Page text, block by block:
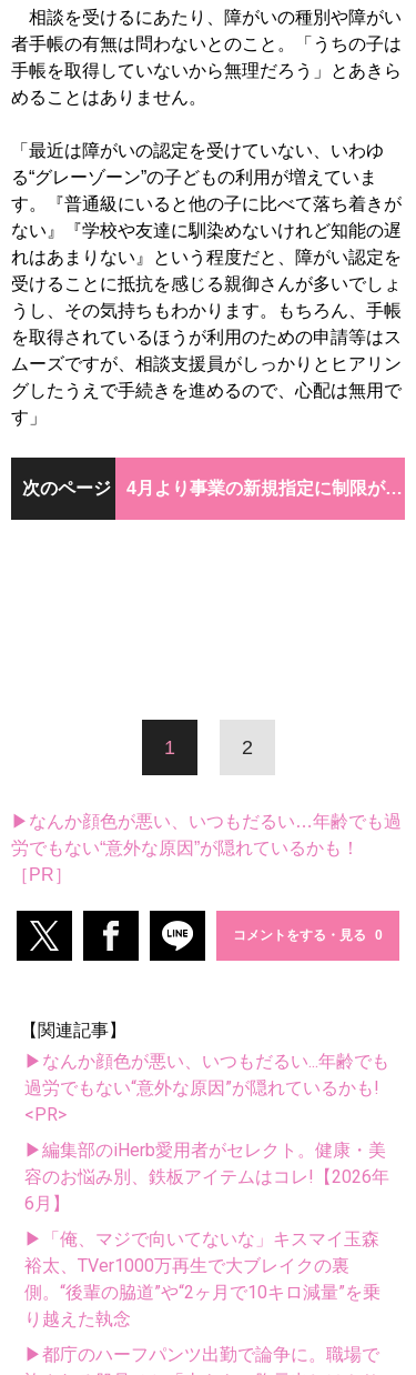
相談を受けるにあたり、障がいの種別や障がい
者手帳の有無は問わないとのこと。「うちの子は
手帳を取得していないから無理だろう」とあきら
めることはありません。
「最近は障がいの認定を受けていない、いわゆ
る“グレーゾーン”の子どもの利用が増えていま
す。『普通級にいると他の子に比べて落ち着きが
ない』『学校や友達に馴染めないけれど知能の遅
れはあまりない』という程度だと、障がい認定を
受けることに抵抗を感じる親御さんが多いでしょ
うし、その気持ちもわかります。もちろん、手帳
を取得されているほうが利用のための申請等はス
ムーズですが、相談支援員がしっかりとヒアリン
グしたうえで手続きを進めるので、心配は無用で
す」
次のページ 4月より事業の新規指定に制限が…
1 2
▶なんか顔色が悪い、いつもだるい…年齢でも過
労でもない“意外な原因”が隠れているかも！
［PR］
コメントをする・見る
【関連記事】
▶なんか顔色が悪い、いつもだるい...年齢でも
過労でもない“意外な原因”が隠れているかも!
<PR>
▶編集部のiHerb愛用者がセレクト。健康・美
容のお悩み別、鉄板アイテムはコレ!【2026年
6月】
▶「俺、マジで向いてないな」キスマイ玉森
裕太、TVer1000万再生で大ブレイクの裏
側。“後輩の脇道”や“2ヶ月で10キロ減量”を乗
り越えた執念
▶都庁のハーフパンツ出勤で論争に。職場で